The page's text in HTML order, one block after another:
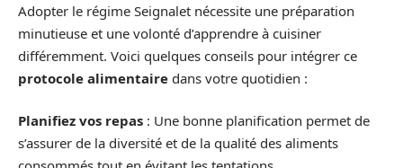
Adopter le régime Seignalet nécessite une préparation
minutieuse et une volonté d’apprendre à cuisiner
différemment. Voici quelques conseils pour intégrer ce
protocole alimentaire dans votre quotidien :
Planifiez vos repas : Une bonne planification permet de
s’assurer de la diversité et de la qualité des aliments